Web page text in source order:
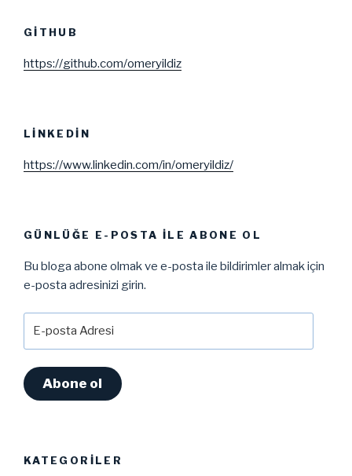
GITHUB
https://github.com/omeryildiz
LINKEDIN
https://www.linkedin.com/in/omeryildiz/
GÜNLÜĞE E-POSTA ILE ABONE OL
Bu bloga abone olmak ve e-posta ile bildirimler almak için
e-posta adresinizi girin.
posta
Abone ol
KATEGORILER